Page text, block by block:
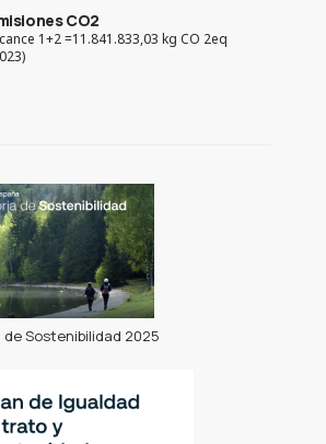
CO2
1+2 =11.841.833,03 kg CO 2eq
de Sostenibilidad 2025